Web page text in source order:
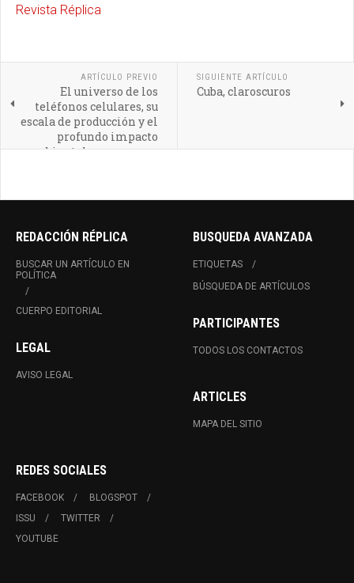
Revista Réplica
ARTÍCULO PREVIO
El universo de los
teléfonos celulares, su
escala de producción y el
profundo impacto
ambiental que generan
SIGUIENTE ARTÍCULO
Cuba, claroscuros
REDACCIÓN RÉPLICA
BUSCAR UN ARTÍCULO EN
POLÍTICA
CUERPO EDITORIAL
LEGAL
AVISO LEGAL
BUSQUEDA AVANZADA
ETIQUETAS
BÚSQUEDA DE ARTÍCULOS
PARTICIPANTES
TODOS LOS CONTACTOS
ARTICLES
MAPA DEL SITIO
REDES SOCIALES
FACEBOOK
BLOGSPOT
ISSU
TWITTER
YOUTUBE